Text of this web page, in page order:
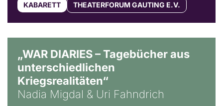
KABARETT THEATERFORUM GAUTING E.V.
„WAR DIARIES – Tagebücher aus
unterschiedlichen
Kriegsrealitäten“
Nadia Migdal & Uri Fahndrich